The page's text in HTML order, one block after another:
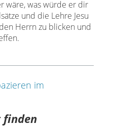
wäre, was würde er dir
und die Lehre Jesu
Herrn zu blicken und
finden